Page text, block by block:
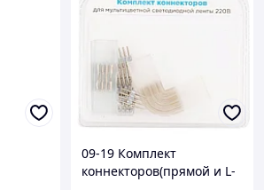
09-19 Комплект
коннекторов(прямой и L-